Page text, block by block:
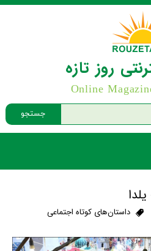
جستجو
روز تازه
Online
داستان‌های کوتاه اجتماعی